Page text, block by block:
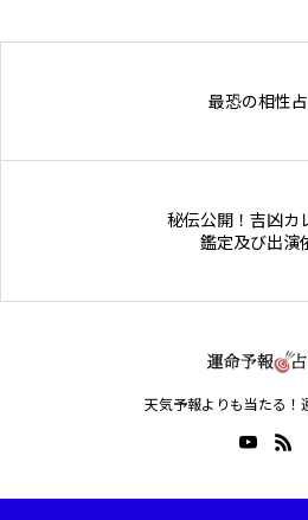
最恐の相性
秘伝公開！吉凶カ
鑑定及び出演
天気予報よりも当たる！